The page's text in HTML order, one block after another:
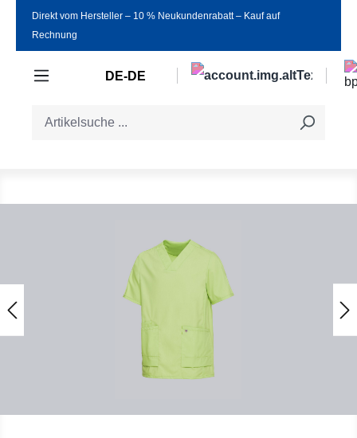
Zum Hauptinhalt springen
Direkt vom Hersteller ‒ 10 % Neukundenrabatt ‒ Kauf auf
Rechnung
DE-DE